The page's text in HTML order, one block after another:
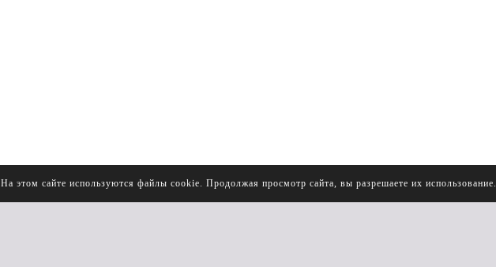
На этом сайте используются файлы cookie. Продолжая просмотр сайта, вы разрешаете их использование.